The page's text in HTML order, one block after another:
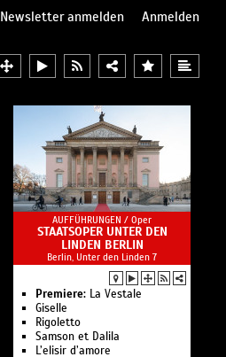
Newsletter anmelden
Anmelden
AUFFÜHRUNGEN / Oper
STAATSOPER UNTER DEN
LINDEN BERLIN
Berlin, Unter den Linden 7
Premiere: La Vestale
Giselle
Rigoletto
Samson et Dalila
L’elisir d’amore